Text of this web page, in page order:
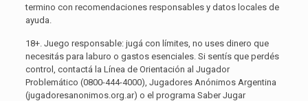
termino con recomendaciones responsables y datos locales de
ayuda.
18+. Juego responsable: jugá con límites, no uses dinero que
necesitás para laburo o gastos esenciales. Si sentís que perdés
control, contactá la Línea de Orientación al Jugador
Problemático (0800-444-4000), Jugadores Anónimos Argentina
(jugadoresanonimos.org.ar) o el programa Saber Jugar